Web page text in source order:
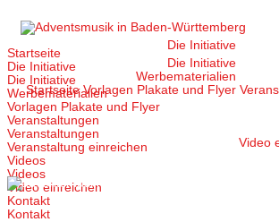
Inhalt
Startseite
Die Initiative
Die Initiative
Werbematerialien
Vorlagen Plakate und Flyer
Video
Startseite
Die Initiative
Die Initiative
Werbematerialien
Vorlagen Plakate und Flyer
Veranstaltungen
Veranstaltungen
Veranstaltung einreichen
Videos
Videos
Video einreichen
Kontakt
Kontakt